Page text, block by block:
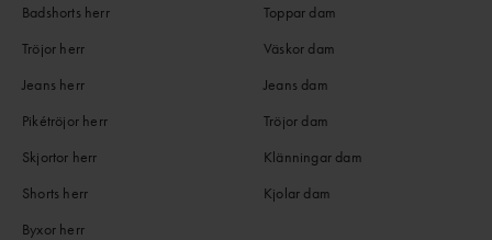
Badshorts herr
Tröjor herr
Jeans herr
Pikétröjor herr
Skjortor herr
Shorts herr
Byxor herr
Toppar dam
Väskor dam
Jeans dam
Tröjor dam
Klänningar dam
Kjolar dam